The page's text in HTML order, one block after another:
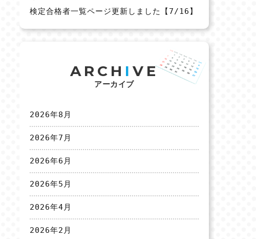
検定合格者一覧ページ更新しました【7/16】
ARCH I VE
アーカイブ
2026年8月
2026年7月
2026年6月
2026年5月
2026年4月
2026年2月